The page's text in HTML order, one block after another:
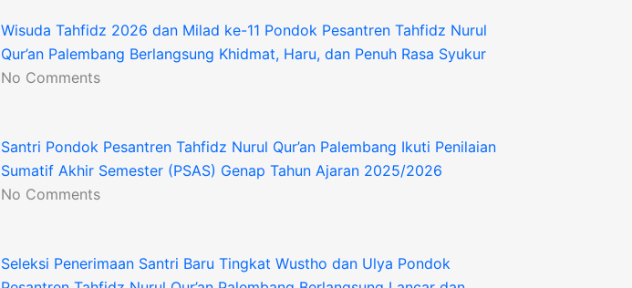
Wisuda Tahfidz 2026 dan Milad ke-11 Pondok Pesantren Tahfidz Nurul
Qur’an Palembang Berlangsung Khidmat, Haru, dan Penuh Rasa Syukur
No Comments
Santri Pondok Pesantren Tahfidz Nurul Qur’an Palembang Ikuti Penilaian
Sumatif Akhir Semester (PSAS) Genap Tahun Ajaran 2025/2026
No Comments
Seleksi Penerimaan Santri Baru Tingkat Wustho dan Ulya Pondok